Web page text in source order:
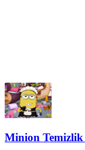
Minion Temizlik